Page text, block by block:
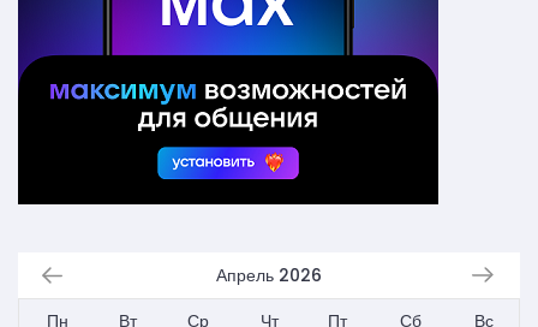
Апрель 2026
Пн
Вт Ср Чт Пт Сб
Вс